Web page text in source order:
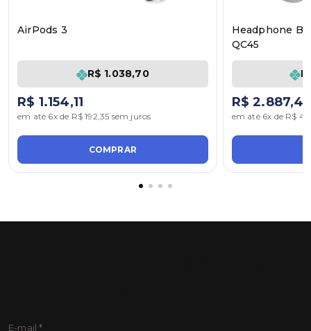
AirPods 3
R$ 1.154,11
R$ 1.038,70
em até 6x de R$ 192,35 sem juros
COMPRAR
Headphone
QC45
R$
em até 6x de R$
E-mail*